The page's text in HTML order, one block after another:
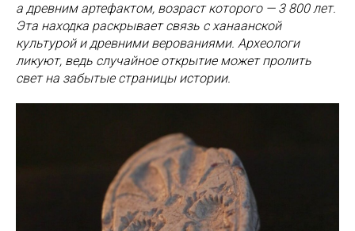
а древним артефактом, возраст которого — 3 800 лет.
Эта находка раскрывает связь с ханаанской
культурой и древними верованиями. Археологи
ликуют, ведь случайное открытие может пролить
свет на забытые страницы истории.